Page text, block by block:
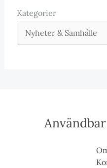
Kategorier